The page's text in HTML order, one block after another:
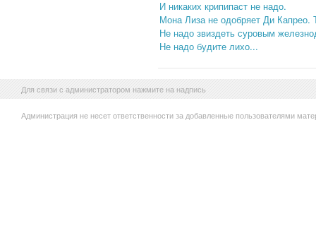
И никаких крипипаст не надо.
Мона Лиза не одобряет Ди Капрео.
Не надо звиздеть суровым
Не надо будите лихо...
Для связи с администратором нажмите на надпись
Администрация не несет ответственности за добавленные пользователями